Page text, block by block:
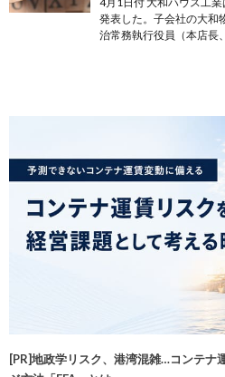
発表した。子会社の大和
治常務執行役員（本店長
[PR]地政学リスク、港湾混雑…コンテナ